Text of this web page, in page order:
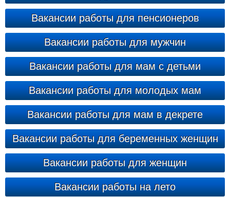
Вакансии работы для пенсионеров
Вакансии работы для мужчин
Вакансии работы для мам с детьми
Вакансии работы для молодых мам
Вакансии работы для мам в декрете
Вакансии работы для беременных женщин
Вакансии работы для женщин
Вакансии работы на лето